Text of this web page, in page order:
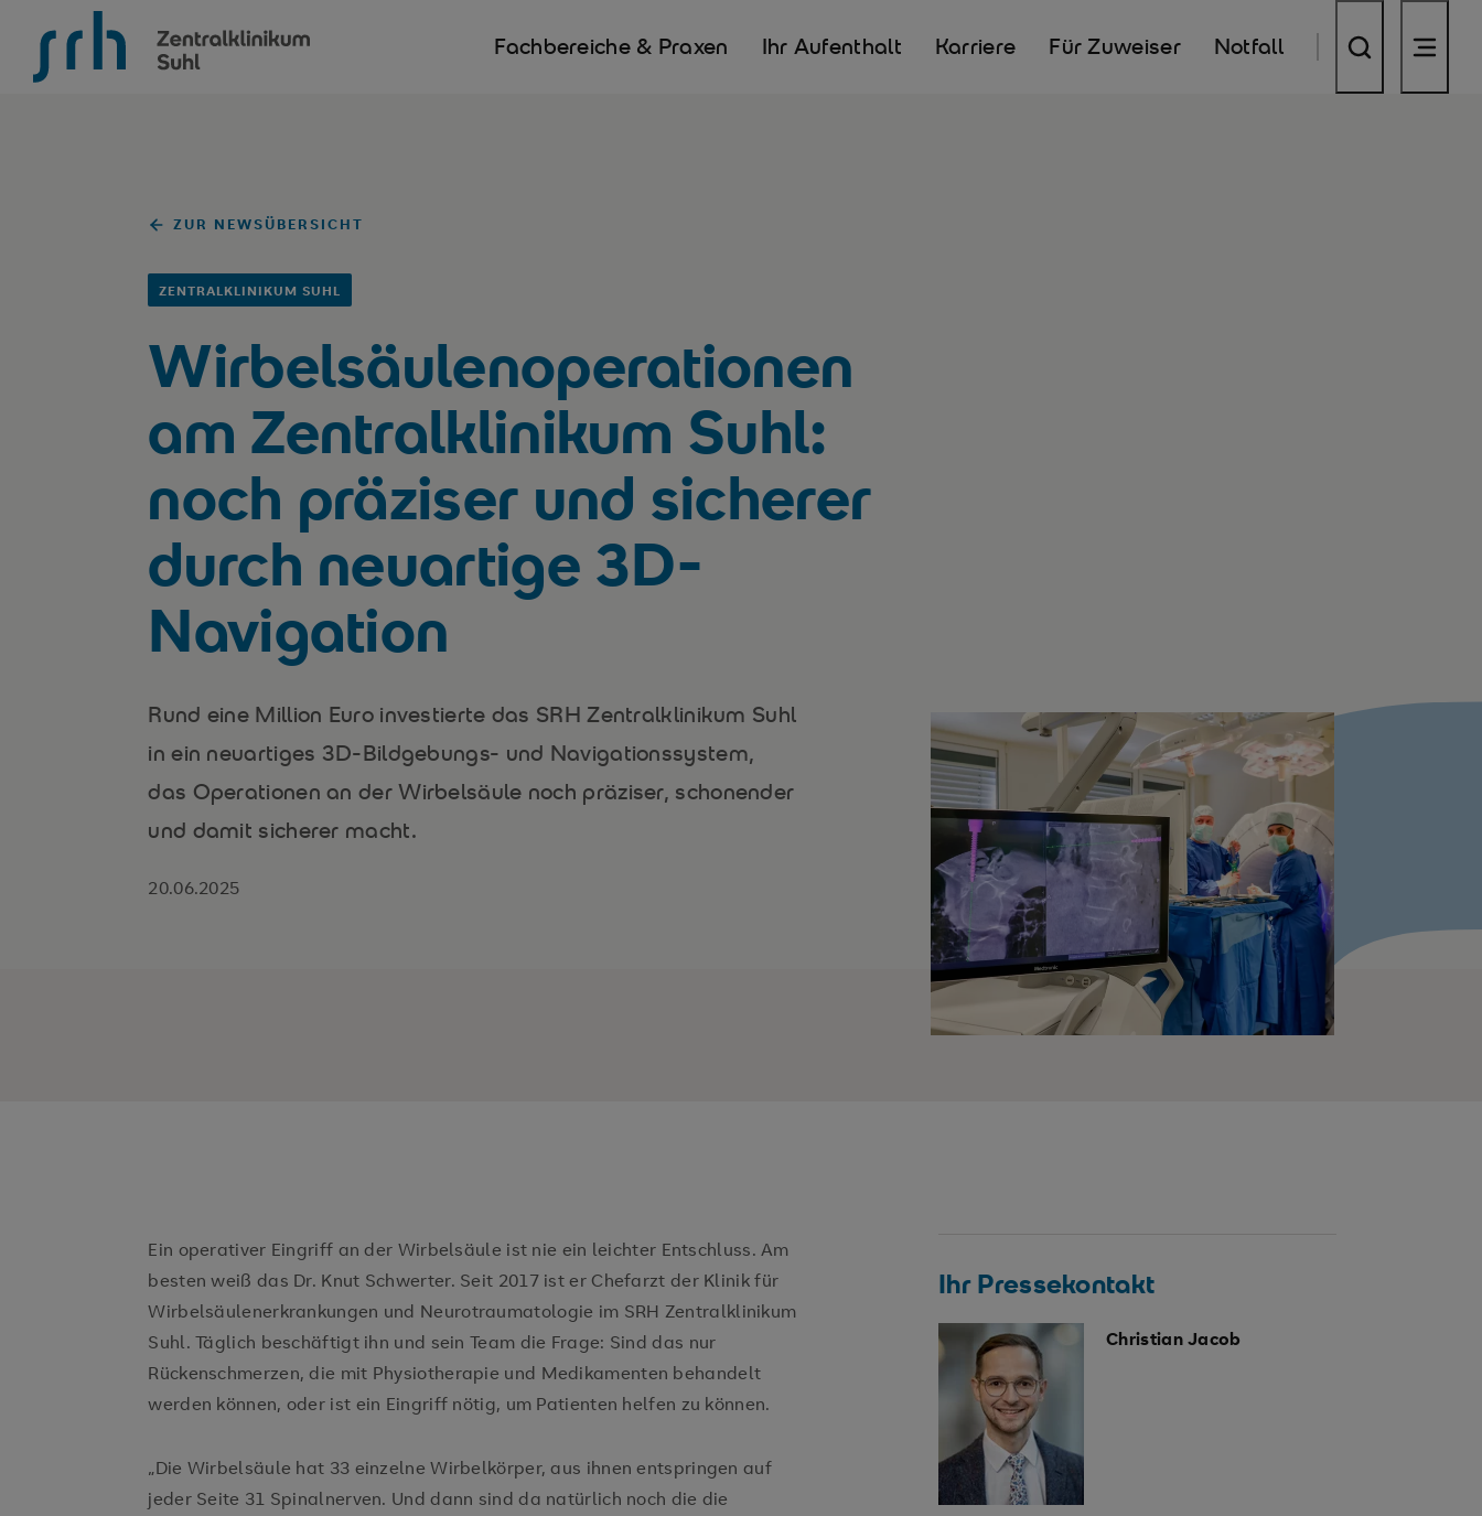
Fachbereiche & Praxen Ihr Aufenthalt Karriere Für Zuweiser Notfall
ZUR NEWSÜBERSICHT
ZENTRALKLINIKUM SUHL
Wirbelsäulenoperationen
am Zentralklinikum Suhl:
noch präziser und sicherer
durch neuartige 3D-
Navigation
Rund eine Million Euro investierte das SRH Zentralklinikum Suhl
in ein neuartiges 3D-Bildgebungs- und Navigationssystem,
das Operationen an der Wirbelsäule noch präziser, schonender
und damit sicherer macht.
20.06.2025
Ein operativer Eingriff an der Wirbelsäule ist nie ein leichter Entschluss. Am
besten weiß das Dr. Knut Schwerter. Seit 2017 ist er Chefarzt der Klinik für
Wirbelsäulenerkrankungen und Neurotraumatologie im SRH Zentralklinikum
Suhl. Täglich beschäftigt ihn und sein Team die Frage: Sind das nur
Rückenschmerzen, die mit Physiotherapie und Medikamenten behandelt
werden können, oder ist ein Eingriff nötig, um Patienten helfen zu können.
„Die Wirbelsäule hat 33 einzelne Wirbelkörper, aus ihnen entspringen auf
jeder Seite 31 Spinalnerven. Und dann sind da natürlich noch die die
Ihr Pressekontakt
Christian Jacob